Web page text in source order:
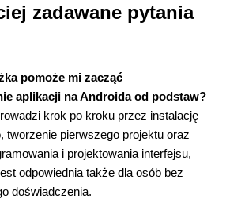
Układ LinearLayout (Vertical) (63)
Układ RelativeLayout (70)
Układ TableLayout (76)
Układ GridLayout (80)
Układ FrameLayout (83)
Zagnieżdżanie układów (84)
Komponent ScrollView (86)
interfejsu użytkownika (87)
Kategoria Widgets (88)
i tematy (101)
zadawane pytania
pomoże mi zacząć
aplikacji na Androida od podstaw?
krok po kroku przez instalację
tworzenie pierwszego projektu oraz
i projektowania interfejsu,
odpowiednia także dla osób bez
doświadczenia.